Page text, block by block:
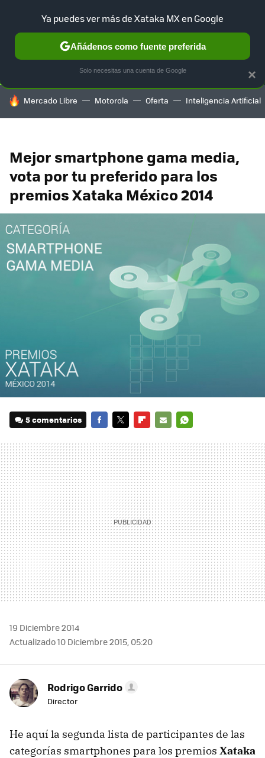
SELECCIÓN GAMING HOME AUTO TERRITORIO
HOY SE HABLA DE
Mercado Libre Motorola Oferta Inteligencia Artificial
Mejor smartphone gama media,
vota por tu preferido para los
premios Xataka México 2014
5 comentarios
MAIL
19 Diciembre 2014
Actualizado 10 Diciembre 2015, 05:20
Rodrigo Garrido
Director
He aquí la segunda lista de participantes de las
categorías smartphones para los premios Xataka
×
Ya puedes ver más de Xataka MX en Google
Añádenos como fuente preferida
Solo necesitas una cuenta de Google